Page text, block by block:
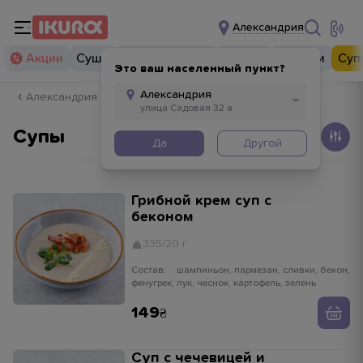
Александрия
Это ваш населенный пункт?
Да Другой
Акции Суши Закуски
Александрия
Супы
Грибной крем суп с
беконом
335/20 г
Состав:
фенугрек, лук, чеснок, картофель, зелень
149
Суп с чечевицей и